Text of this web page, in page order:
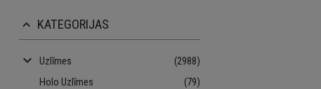
keyboard_arrow_up KATEGORIJAS
keyboard_arrow_down Uzlīmes
(2988)
Holo Uzlīmes
(79)